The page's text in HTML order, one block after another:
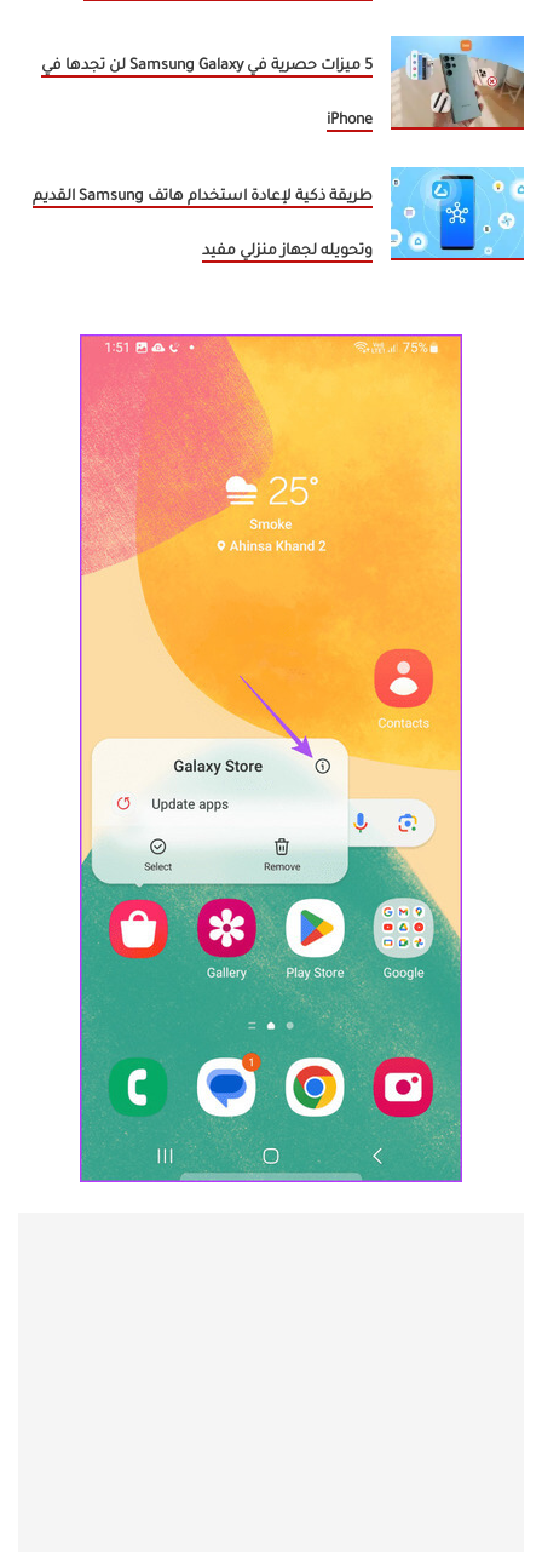
5 ميزات حصرية في Samsung Galaxy لن تجدها في
iPhone
طريقة ذكية لإعادة استخدام هاتف Samsung القديم
وتحويله لجهاز منزلي مفيد